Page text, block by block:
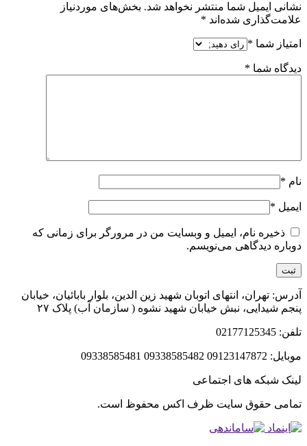
نشانی ایمیل شما منتشر نخواهد شد. بخش‌های موردنیاز
علامت‌گذاری شده‌اند *
امتیاز شما *
دیدگاه شما *
نام *
ایمیل *
ذخیره نام، ایمیل و وبسایت من در مرورگر برای زمانی که
دوباره دیدگاهی می‌نویسم.
آدرس: تهران، انتهای اتوبان شهید زین الدین، بلوار بابائیان، خیابان
پنجم شیدایی، نبش خیابان شهید نشوه ( سازمان آب) پلاک ۲۷
تلفن: 02177125345
موبایل: 09123147872 09338585482 09338585481
لینک شبکه های اجتماعی
تمامی حقوق سایت ظرف اکس محفوظ است.